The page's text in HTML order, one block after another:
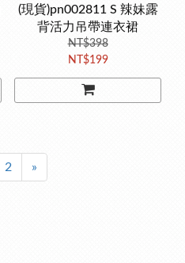
(現貨)pn002811 S 辣妹露
背活力吊帶連衣裙
NT$398
NT$199
2 »